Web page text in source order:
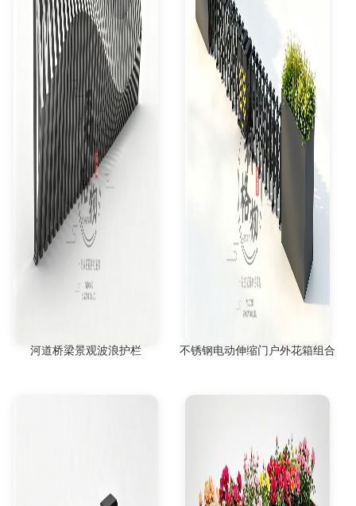
河道桥梁景观波浪护栏 不锈钢电动伸缩门户外花箱组合